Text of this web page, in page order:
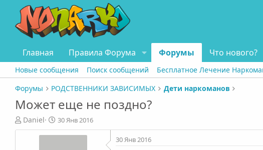
Главная Правила Форума Форумы Что нового?
Новые сообщения Поиск сообщений Бесплатное Лечение
Форумы
РОДСТВЕННИКИ ЗАВИСИМЫХ Дети наркоманов
Может еще не поздно?
А
в
Daniel
Д
а
т
30 Янв 2016
30 Янв 2016